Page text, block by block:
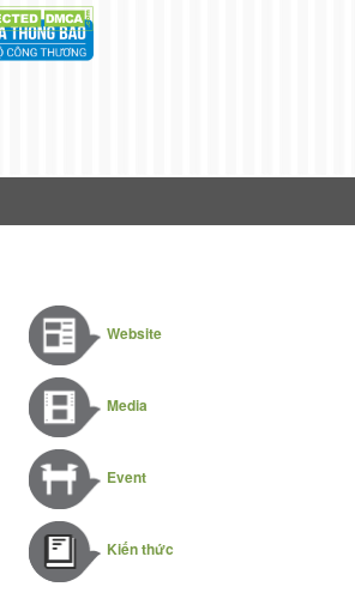
Website
Media
Event
Kiến thức